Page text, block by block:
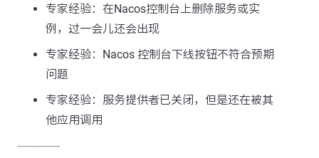
专家经验：在Nacos控制台上删除服务或实
例，过一会儿还会出现
专家经验：Nacos 控制台下线按钮不符合预期
问题
专家经验：服务提供者已关闭，但是还在被其
他应用调用
---------------